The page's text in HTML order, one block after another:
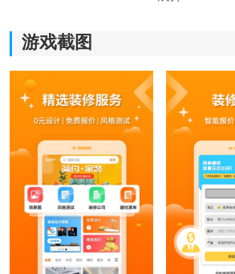
《装修设计图库》软件优势：
1.各种各样的精美图
片，为每位用户
灵感。
游戏截图